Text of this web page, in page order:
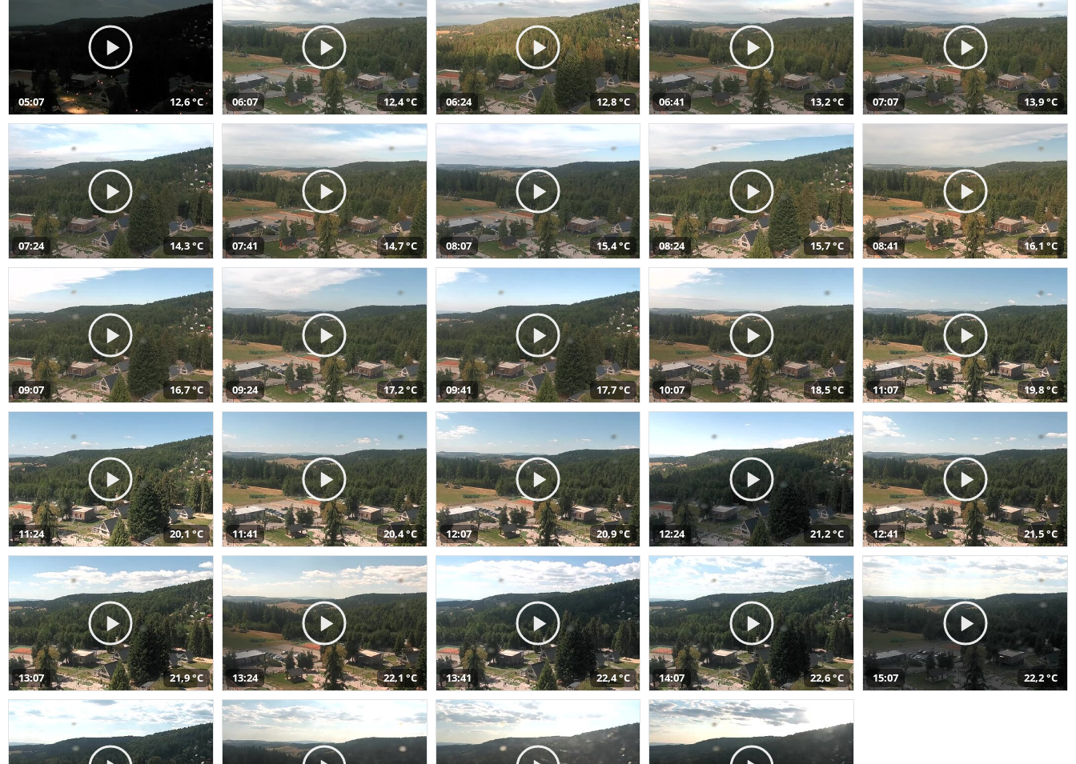
05:07 12,6 °C 06:07 12,4 °C 06:24 12,8 °C 06:41 13,2 °C 07:07 13,9 °C
07:24 14,3 °C 07:41 14,7 °C 08:07 15,4 °C 08:24 15,7 °C 08:41 16,1 °C
09:07 16,7 °C 09:24 17,2 °C 09:41 17,7 °C 10:07 18,5 °C 11:07 19,8 °C
11:24 20,1 °C 11:41 20,4 °C 12:07 20,9 °C 12:24 21,2 °C 12:41 21,5 °C
13:07 21,9 °C 13:24 22,1 °C 13:41 22,4 °C 14:07 22,6 °C 15:07 22,2 °C